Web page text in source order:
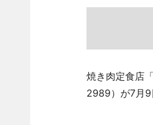
焼き肉定食店
2989）が7月9